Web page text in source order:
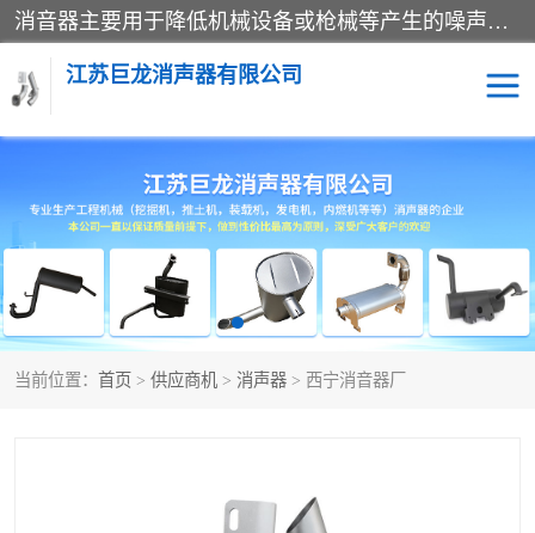
消音器主要用于降低机械设备或枪械等产生的噪声。它通过阻尼或增加排气面积来降低排气速度和功率，从而降低噪声。常见的消音器类型包括阻性消声器、抗性消声器、共振消声器以及阻抗复合式消声器等。这些消音器各有特点，适用于不同频率的噪声消除。
江苏巨龙消声器有限公司
当前位置： 首页 > 供应商机 > 消声器 > 西宁消音器厂
消声器